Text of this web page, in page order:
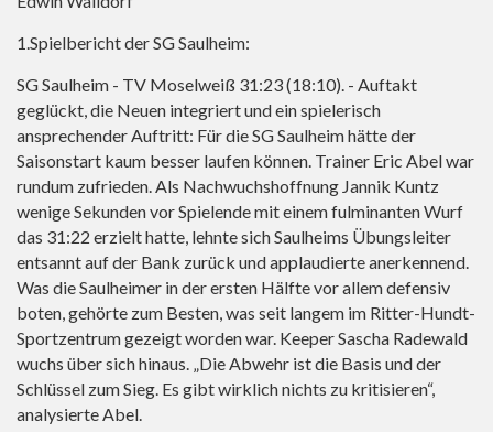
1.Spielbericht der SG Saulheim:
SG Saulheim - TV Moselweiß 31:23 (18:10). - Auftakt
geglückt, die Neuen integriert und ein spielerisch
ansprechender Auftritt: Für die SG Saulheim hätte der
Saisonstart kaum besser laufen können. Trainer Eric Abel war
rundum zufrieden. Als Nachwuchshoffnung Jannik Kuntz
wenige Sekunden vor Spielende mit einem fulminanten Wurf
das 31:22 erzielt hatte, lehnte sich Saulheims Übungsleiter
entsannt auf der Bank zurück und applaudierte anerkennend.
Was die Saulheimer in der ersten Hälfte vor allem defensiv
boten, gehörte zum Besten, was seit langem im Ritter-Hundt-
Sportzentrum gezeigt worden war. Keeper Sascha Radewald
wuchs über sich hinaus. „Die Abwehr ist die Basis und der
Schlüssel zum Sieg. Es gibt wirklich nichts zu kritisieren“,
analysierte Abel.